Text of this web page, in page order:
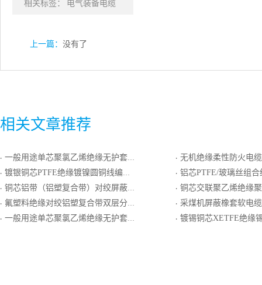
相关标签： 电气装备电缆
上一篇： 没有了
相关文章推荐
· 一般用途单芯聚氯乙烯绝缘无护套多根软导体电缆
· 镀银铜芯PTFE绝缘镀镍圆铜线编织屏蔽FEP护套电线电缆
· 铜芯铝带（铝塑复合带）对绞屏蔽铝带（铝塑复合带）总屏聚氯乙烯绝缘聚氯乙烯护套计算机电缆
· 氟塑料绝缘对绞铝塑复合带双层分屏蔽和单层总屏蔽氯化聚乙烯橡皮护套耐热用精密级K分度热电偶用补偿电缆
· 一般用途单芯聚氯乙烯绝缘无护套多根软导体电缆
· 无机绝缘柔性防火电
· 铝芯PTFE/玻璃丝组合绝缘镀锡圆铜
· 铜芯交联聚乙烯绝缘聚乙
· 采煤机屏蔽橡套软电缆
· 镀锡铜芯XETFE绝缘锡圆铜线编织屏蔽